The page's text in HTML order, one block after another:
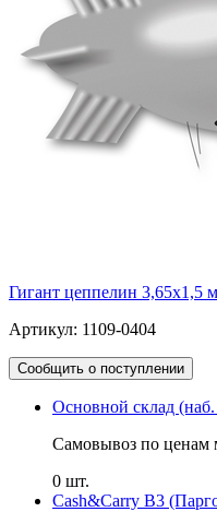
Гигант цеппелин 3,65х1,5
Артикул: 1109-0404
Сообщить о поступлении
Основной склад
Самовывоз по ценам
0 шт.
Cash&Carry B3